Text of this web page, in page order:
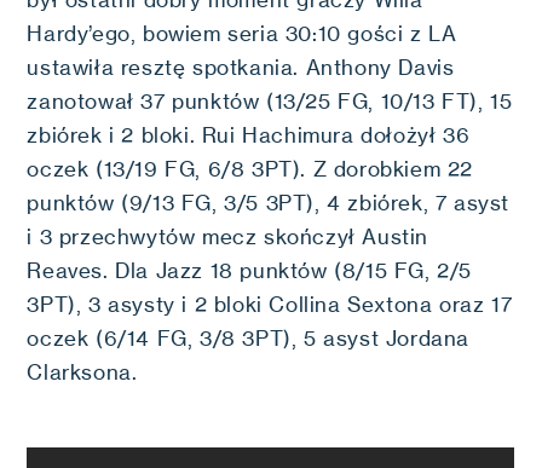
Hardy’ego, bowiem seria 30:10 gości z LA
ustawiła resztę spotkania. Anthony Davis
zanotował 37 punktów (13/25 FG, 10/13 FT), 15
zbiórek i 2 bloki. Rui Hachimura dołożył 36
oczek (13/19 FG, 6/8 3PT). Z dorobkiem 22
punktów (9/13 FG, 3/5 3PT), 4 zbiórek, 7 asyst
i 3 przechwytów mecz skończył Austin
Reaves. Dla Jazz 18 punktów (8/15 FG, 2/5
3PT), 3 asysty i 2 bloki Collina Sextona oraz 17
oczek (6/14 FG, 3/8 3PT), 5 asyst Jordana
Clarksona.